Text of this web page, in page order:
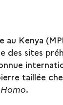
au Kenya
des sites
taillée
Homo.